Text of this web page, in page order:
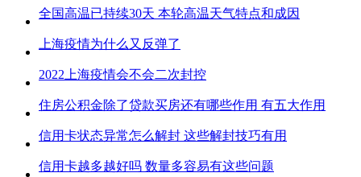
全国高温已持续30天 本轮高温天气特点和成因
上海疫情为什么又反弹了
2022上海疫情会不会二次封控
住房公积金除了贷款买房还有哪些作用 有五大作用
信用卡状态异常怎么解封 这些解封技巧有用
信用卡越多越好吗 数量多容易有这些问题